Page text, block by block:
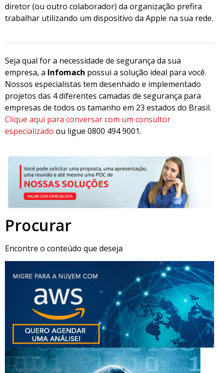
diretor (ou outro colaborador) da organização prefira
trabalhar utilizando um dispositivo da Apple na sua rede.
Seja qual for a necessidade de segurança da sua
empresa, a Infomach possui a solução ideal para você.
Nossos especialistas tem desenhado e implementado
projetos das 4 diferentes camadas de segurança para
empresas de todos os tamanho em 23 estados do Brasil.
Clique aqui para conversar com um consultor
especializado ou ligue 0800 494 9001.
Procurar
Encontre o conteúdo que deseja